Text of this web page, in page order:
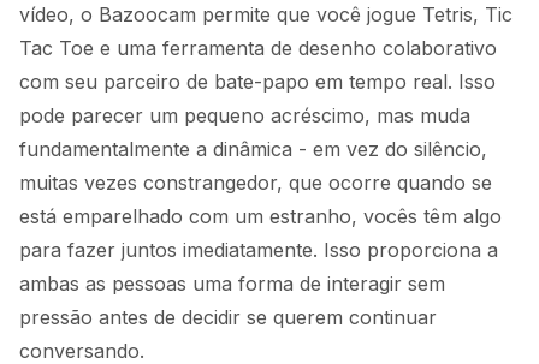
vídeo, o Bazoocam permite que você jogue Tetris, Tic
Tac Toe e uma ferramenta de desenho colaborativo
com seu parceiro de bate-papo em tempo real. Isso
pode parecer um pequeno acréscimo, mas muda
fundamentalmente a dinâmica - em vez do silêncio,
muitas vezes constrangedor, que ocorre quando se
está emparelhado com um estranho, vocês têm algo
para fazer juntos imediatamente. Isso proporciona a
ambas as pessoas uma forma de interagir sem
pressão antes de decidir se querem continuar
conversando.